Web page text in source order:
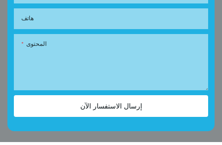
هاتف
المحتوى
إرسال الاستفسار الآن